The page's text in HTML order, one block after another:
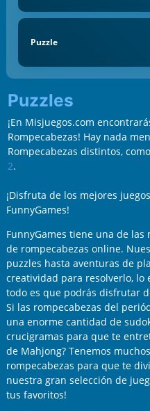
Puzzle
Puzzles
¡En Misjuegos.com
Rompecabezas! Hay nada
Rompecabezas distintos,
2.
¡Disfruta de los mejores
FunnyGames!
FunnyGames tiene una de las
de rompecabezas online.
puzzles hasta aventuras de
creatividad para resolverlo, lo
todo es que podrás disfrutar
Si las rompecabezas del
una enorme cantidad de
crucigramas para que te
de Mahjong? Tenemos
rompecabezas para que te
nuestra gran selección de
tus favoritos!